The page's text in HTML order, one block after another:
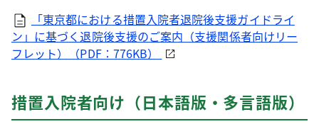
「東京都における措置入院者退院後支援ガイドライ
ン」に基づく退院後支援のご案内（支援関係者向けリー
フレット）（PDF：776KB）
措置入院者向け（日本語版・多言語版）